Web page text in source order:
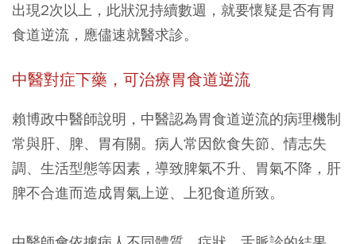
出現2次以上，此狀況持續數週，就要懷疑是否有胃
食道逆流，應儘速就醫求診。
中醫對症下藥，可治療胃食道逆流
賴博政中醫師說明，中醫認為胃食道逆流的病理機制
常與肝、脾、胃有關。病人常因飲食失節、情志失
調、生活型態等因素，導致脾氣不升、胃氣不降，肝
脾不合進而造成胃氣上逆、上犯食道所致。